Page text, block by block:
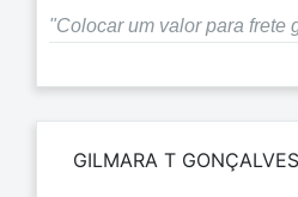
"Colocar um valor para frete
GILMARA T GONÇALVES